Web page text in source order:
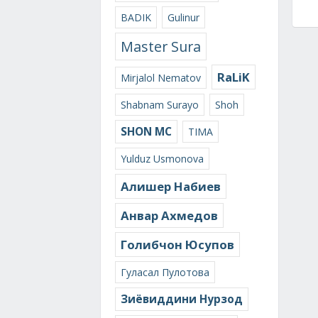
BADIK Gulinur
Master Sura
Mirjalol Nematov RaLiK
Shabnam Surayo Shoh
SHON MC
TIMA
Yulduz Usmonova
Алишер Набиев
Анвар Ахмедов
Голибчон Юсупов
Гуласал Пулотова
Зиёвиддини Нурзод